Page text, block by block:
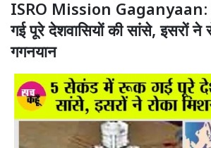
ISRO Mission
गई पूरे देशवासियों की सांसे, इसरों ने
गगनयान